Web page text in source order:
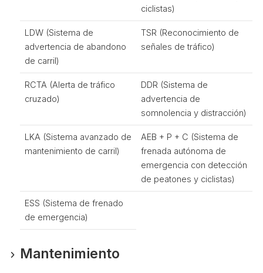
ciclistas)
LDW (Sistema de
advertencia de abandono
de carril)
TSR (Reconocimiento de
señales de tráfico)
RCTA (Alerta de tráfico
cruzado)
DDR (Sistema de
advertencia de
somnolencia y distracción)
LKA (Sistema avanzado de
mantenimiento de carril)
AEB + P + C (Sistema de
frenada autónoma de
emergencia con detección
de peatones y ciclistas)
ESS (Sistema de frenado
de emergencia)
Mantenimiento